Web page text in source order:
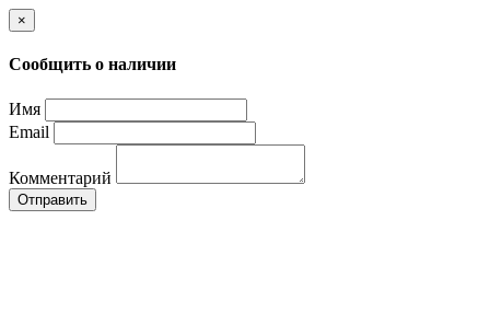
×
Сообщить о наличии
Имя
Email
Комментарий
Отправить